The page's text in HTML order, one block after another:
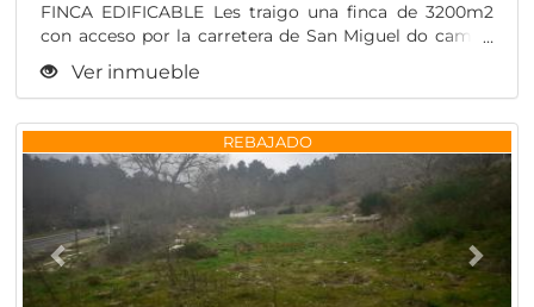
FINCA EDIFICABLE Les traigo una finca de 3200m2
con acceso por la carretera de San Miguel do campo
y...
Ver inmueble
REBAJADO
Previous